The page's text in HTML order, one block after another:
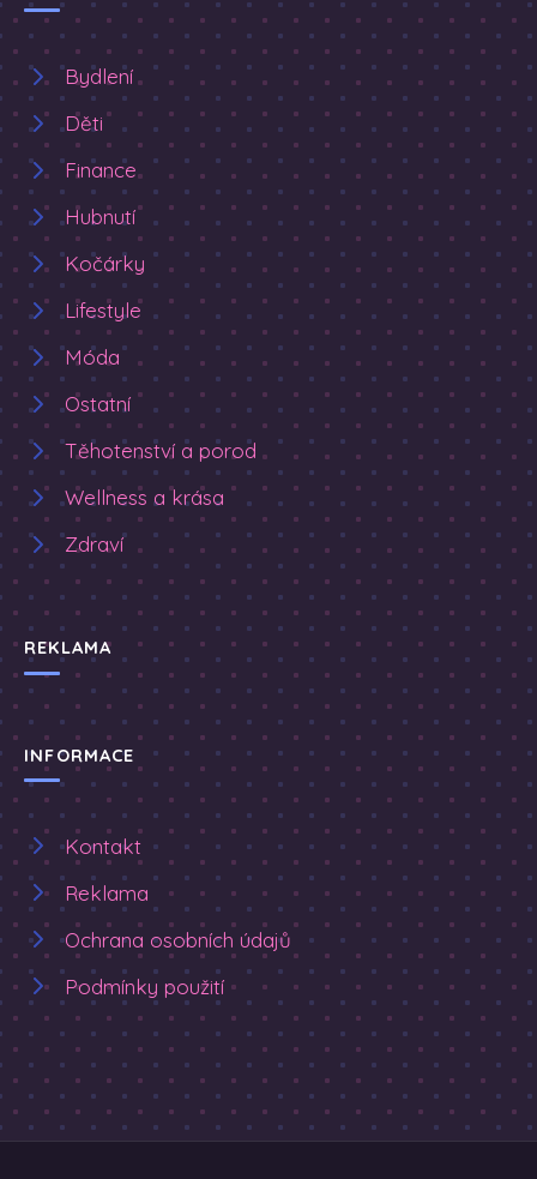
Bydlení
Děti
Finance
Hubnutí
Kočárky
Lifestyle
Móda
Ostatní
Těhotenství a porod
Wellness a krása
Zdraví
REKLAMA
INFORMACE
Kontakt
Reklama
Ochrana osobních údajů
Podmínky použití